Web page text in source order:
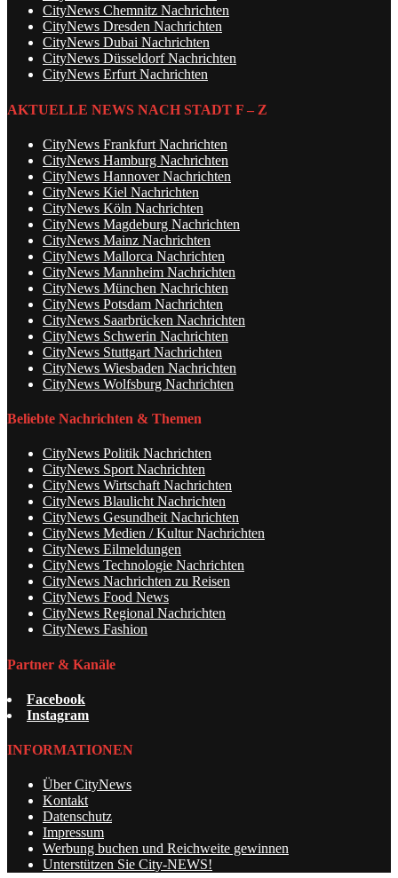
CityNews Chemnitz Nachrichten
CityNews Dresden Nachrichten
CityNews Dubai Nachrichten
CityNews Düsseldorf Nachrichten
CityNews Erfurt Nachrichten
AKTUELLE NEWS NACH STADT F – Z
CityNews Frankfurt Nachrichten
CityNews Hamburg Nachrichten
CityNews Hannover Nachrichten
CityNews Kiel Nachrichten
CityNews Köln Nachrichten
CityNews Magdeburg Nachrichten
CityNews Mainz Nachrichten
CityNews Mallorca Nachrichten
CityNews Mannheim Nachrichten
CityNews München Nachrichten
CityNews Potsdam Nachrichten
CityNews Saarbrücken Nachrichten
CityNews Schwerin Nachrichten
CityNews Stuttgart Nachrichten
CityNews Wiesbaden Nachrichten
CityNews Wolfsburg Nachrichten
Beliebte Nachrichten & Themen
CityNews Politik Nachrichten
CityNews Sport Nachrichten
CityNews Wirtschaft Nachrichten
CityNews Blaulicht Nachrichten
CityNews Gesundheit Nachrichten
CityNews Medien / Kultur Nachrichten
CityNews Eilmeldungen
CityNews Technologie Nachrichten
CityNews Nachrichten zu Reisen
CityNews Food News
CityNews Regional Nachrichten
CityNews Fashion
Partner & Kanäle
Facebook
Instagram
INFORMATIONEN
Über CityNews
Kontakt
Datenschutz
Impressum
Werbung buchen und Reichweite gewinnen
Unterstützen Sie City-NEWS!